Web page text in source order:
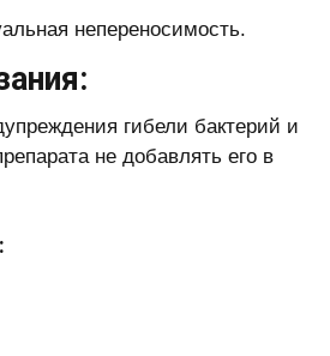
непереносимость.
гибели бактерий и
не добавлять его в